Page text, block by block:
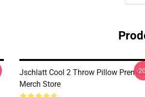
Jschlatt Cool 2 Throw Pillow
Merch Store
-